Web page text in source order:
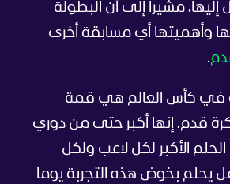
مشيرا إلى أن البطولة
وأهميتها أي مسابقة أخرى
.
في كأس العالم هي قمة
قدم. إنها أكبر حتى من دوري
الحلم الأكبر لكل لاعب ولكل
يحلم بخوض هذه التجربة يوما